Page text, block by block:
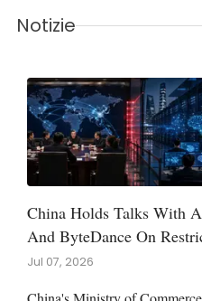
Notizie
China Holds Talks With
And ByteDance On
AI Model Exports
Jul 07, 2026